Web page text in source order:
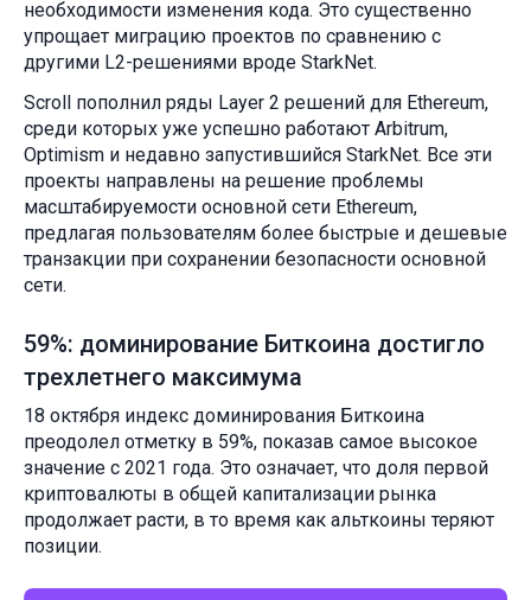
необходимости изменения кода. Это существенно
упрощает миграцию проектов по сравнению с
другими L2-решениями вроде StarkNet.
Scroll пополнил ряды Layer 2 решений для Ethereum,
среди которых уже успешно работают Arbitrum,
Optimism и недавно запустившийся StarkNet. Все эти
проекты направлены на решение проблемы
масштабируемости основной сети Ethereum,
предлагая пользователям более быстрые и дешевые
транзакции при сохранении безопасности основной
сети.
59%: доминирование Биткоина достигло
трехлетнего максимума
18 октября индекс доминирования Биткоина
преодолел отметку в 59%, показав самое высокое
значение с 2021 года. Это означает, что доля первой
криптовалюты в общей капитализации рынка
продолжает расти, в то время как альткоины теряют
позиции.